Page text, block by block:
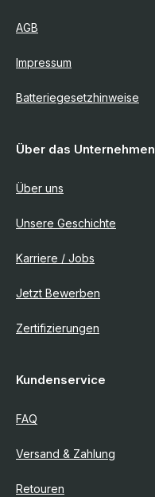
AGB
Impressum
Batteriegesetzhinweise
Über das Unternehmen
Über uns
Unsere Geschichte
Karriere / Jobs
Jetzt Bewerben
Zertifizierungen
Kundenservice
FAQ
Versand & Zahlung
Retouren